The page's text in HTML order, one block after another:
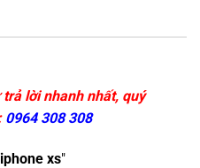
lời nhanh nhất, quý
0964 308 308
xs"